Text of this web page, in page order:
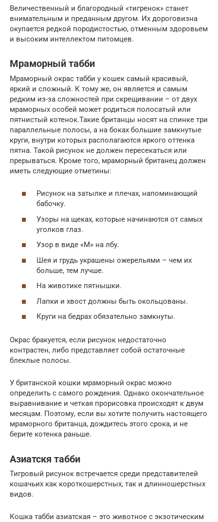
Величественный и благородный «тигренок» станет
внимательным и преданным другом. Их дороговизна
окупается редкой породистостью, отменным здоровьем
и высоким интеллектом питомцев.
Мраморный табби
Мраморный окрас табби у кошек самый красивый,
яркий и сложный. К тому же, он является и самым
редким из-за сложностей при скрещивании – от двух
мраморных особей может родиться полосатый или
пятнистый котенок.Такие британцы носят на спинке три
параллельные полосы, а на боках большие замкнутые
круги, внутри которых располагаются яркого оттенка
пятна. Такой рисунок не должен пересекаться или
прерываться. Кроме того, мраморный британец должен
иметь следующие отметины:
Рисунок на затылке и плечах, напоминающий
бабочку.
Узоры на щеках, которые начинаются от самых
уголков глаз.
Узор в виде «М» на лбу.
Шея и грудь украшены ожерельями – чем их
больше, тем лучше.
На животике пятнышки.
Лапки и хвост должны быть окольцованы.
Круги на бедрах обязательно замкнуты.
Окрас бракуется, если рисунок недостаточно
контрастен, либо представляет собой остаточные
блеклые полосы.
У британской кошки мраморный окрас можно
определить с самого рождения. Однако окончательное
выравнивание и четкая прорисовка происходят к двум
месяцам. Поэтому, если вы хотите получить настоящего
мраморного британца, дождитесь этого срока, и не
берите котенка раньше.
Азиатскя табби
Тигровый рисунок встречается среди представителей
кошачьих как короткошерстных, так и длинношерстных
видов.
Кошка табби азиатская – это животное с экзотическим